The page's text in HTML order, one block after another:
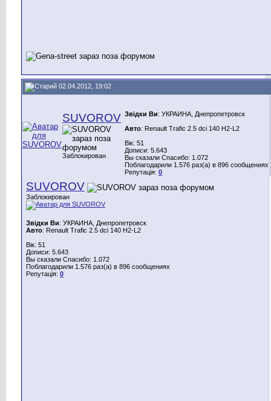
02.04.2012, 19:02
SUVOROV
Заблокирован
Звідки Ви: УКРАИНА, Днепропетровск
Авто: Renault Trafic 2.5 dci 140 H2-L2
Вік: 51
Дописи: 5.643
Вы сказали Спасибо: 1.072
Поблагодарили 1.576 раз(а) в 896 сообщениях
Репутація: 0
SUVOROV
Заблокирован
Звідки Ви: УКРАИНА, Днепропетровск
Авто: Renault Trafic 2.5 dci 140 H2-L2
Вік: 51
Дописи: 5.643
Вы сказали Спасибо: 1.072
Поблагодарили 1.576 раз(а) в 896 сообщениях
Репутація: 0